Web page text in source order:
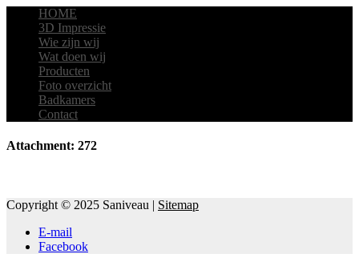
HOME
3D Impressie
Wie zijn wij
Wat doen wij
Producten
Foto overzicht
Badkamers
Contact
Attachment: 272
Copyright © 2025 Saniveau | Sitemap
E-mail
Facebook